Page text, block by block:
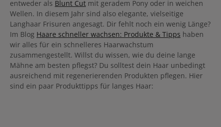
entweder als Blunt Cut mit geradem Pony oder in weichen
Wellen. In diesem Jahr sind also elegante, vielseitige
Langhaar Frisuren angesagt. Dir fehlt noch ein wenig Länge?
Im Blog Haare schneller wachsen: Produkte & Tipps haben
wir alles für ein schnelleres Haarwachstum
zusammengestellt. Willst du wissen, wie du deine lange
Mähne am besten pflegst? Du solltest dein Haar unbedingt
ausreichend mit regenerierenden Produkten pflegen. Hier
sind ein paar Produkttipps für langes Haar: